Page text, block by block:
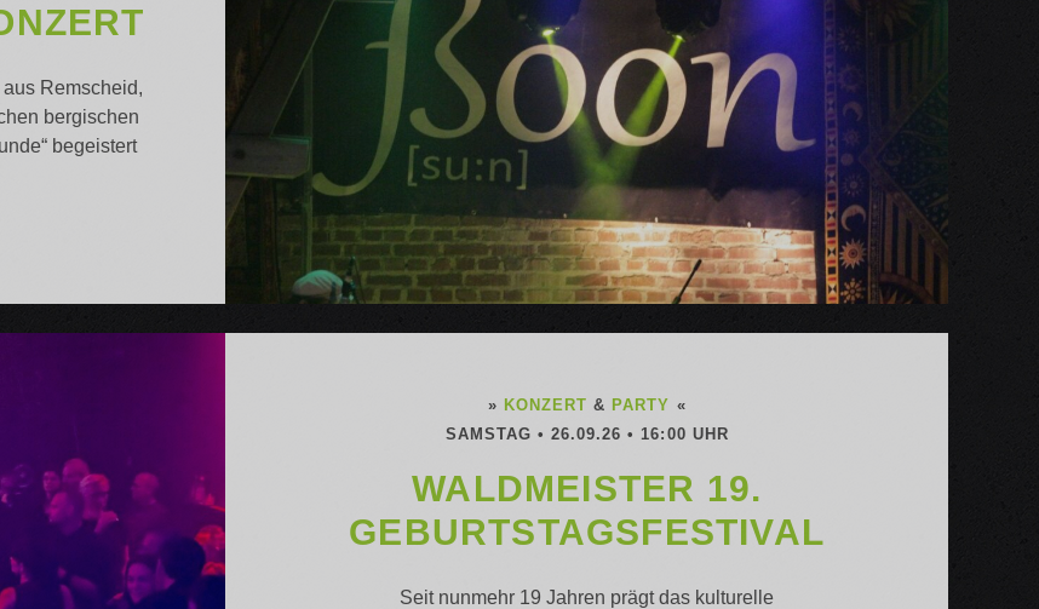
Remscheid,
bergischen
begeistert
» KONZERT & PARTY «
SAMSTAG • 26.09.26 • 16:00 UHR
WALDMEISTER 19.
GEBURTSTAGSFESTIVAL
Seit nunmehr 19 Jahren prägt das kulturelle